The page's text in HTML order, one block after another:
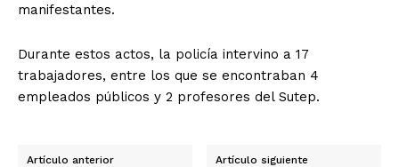
manifestantes.
Durante estos actos, la policía intervino a 17
trabajadores, entre los que se encontraban 4
empleados públicos y 2 profesores del Sutep.
Artículo anterior Artículo siguiente